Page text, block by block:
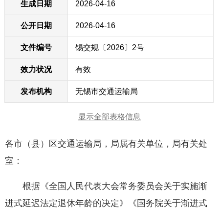
生成日期 2026-04-16
公开日期 2026-04-16
文件编号 锡交规〔2026〕2号
效力状况 有效
发布机构 无锡市交通运输局
显示全部表格信息
各市（县）区交通运输局，局属有关单位，局有关处
室：
根据《全国人民代表大会常务委员会关于实施渐
进式延迟法定退休年龄的决定》《国务院关于渐进式